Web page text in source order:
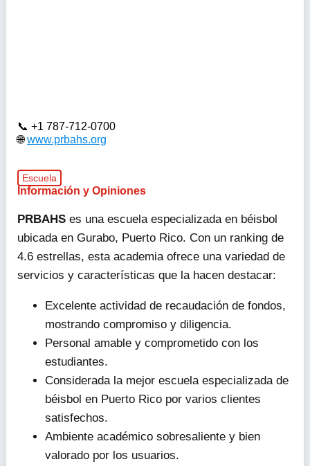
+1 787-712-0700
www.prbahs.org
Escuela
Información y Opiniones
PRBAHS es una escuela especializada en béisbol
ubicada en Gurabo, Puerto Rico. Con un ranking de
4.6 estrellas, esta academia ofrece una variedad de
servicios y características que la hacen destacar:
Excelente actividad de recaudación de fondos,
mostrando compromiso y diligencia.
Personal amable y comprometido con los
estudiantes.
Considerada la mejor escuela especializada de
béisbol en Puerto Rico por varios clientes
satisfechos.
Ambiente académico sobresaliente y bien
valorado por los usuarios.